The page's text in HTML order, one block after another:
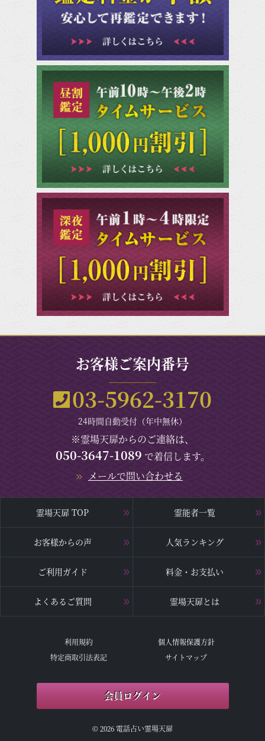
お客様ご案内番号
03-5962-3170
24時間自動受付（年中無休）
※霊場天扉からのご連絡は、
050-3647-1089 で着信します。
メールで問い合わせる
霊場天扉 TOP 霊能者一覧
お客様からの声 人気ランキング
ご利用ガイド 料金・お支払い
よくあるご質問 霊場天扉とは
利用規約
特定商取引法表記
個人情報保護方針
サイトマップ
会員ログイン
© 2026 電話占い霊場天扉